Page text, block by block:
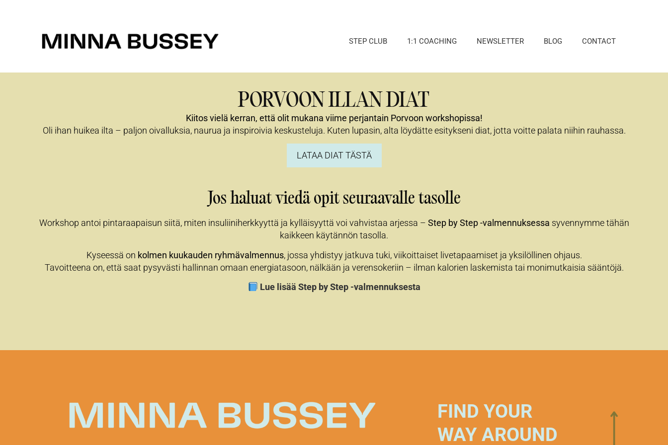
STEP CLUB 1:1 COACHING NEWSLETTER BLOG CONTACT
PORVOON ILLAN DIAT
Kiitos vielä kerran, että olit mukana viime perjantain Porvoon workshopissa!
Oli ihan huikea ilta – paljon oivalluksia, naurua ja inspiroivia keskusteluja. Kuten lupasin, alta löydätte esitykseni diat, jotta voitte palata niihin rauhassa.
LATAA DIAT TÄSTÄ
Jos haluat viedä opit seuraavalle tasolle
Workshop antoi pintaraapaisun siitä, miten insuliiniherkkyyttä ja kylläisyyttä voi vahvistaa arjessa – Step by Step -valmennuksessa syvennymme tähän
kaikkeen käytännön tasolla.
Kyseessä on kolmen kuukauden ryhmävalmennus, jossa yhdistyy jatkuva tuki, viikoittaiset livetapaamiset ja yksilöllinen ohjaus.
Tavoitteena on, että saat pysyvästi hallinnan omaan energiatasoon, nälkään ja verensokeriin – ilman kalorien laskemista tai monimutkaisia sääntöjä.
Lue lisää Step by Step -valmennuksesta
FIND YOUR
WAY AROUND